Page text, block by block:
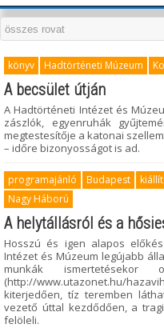
könyv Hadtörténeti Múzeum
A becsület útján
A Hadtörténeti Intézet és
zászlók, egyenruhák
megtestesítője a katonai
– időre bizonyosságot is ad.
programajánló Budapest
Nagy Háború
A helytállásról és a
Hosszú és igen alapos
Intézet és Múzeum legújabb
munkák ismertetésekor
(http://www.utazonet.hu/
kiterjedően, tíz teremben
vezető úttal kezdődően, a
felöleli.